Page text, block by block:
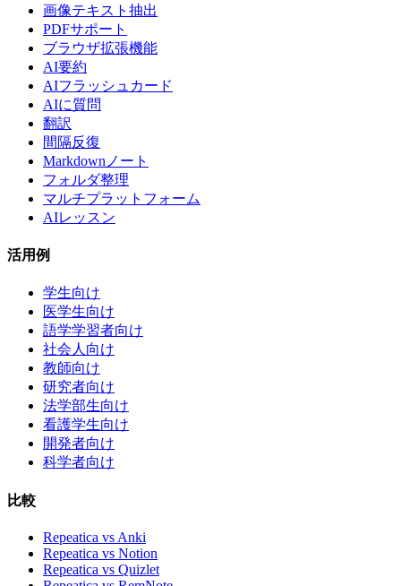
画像テキスト抽出
PDFサポート
ブラウザ拡張機能
AI要約
AIフラッシュカード
AIに質問
翻訳
間隔反復
Markdownノート
フォルダ整理
マルチプラットフォーム
AIレッスン
活用例
学生向け
医学生向け
語学学習者向け
社会人向け
教師向け
研究者向け
法学部生向け
看護学生向け
開発者向け
科学者向け
比較
Repeatica vs Anki
Repeatica vs Notion
Repeatica vs Quizlet